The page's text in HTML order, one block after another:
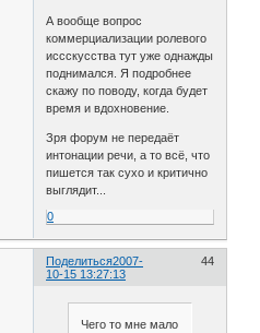
А вообще вопрос
коммерциализации ролевого
иссскусства тут уже однажды
поднимался. Я подробнее
скажу по поводу, когда будет
время и вдохновение.
Зря форум не передаёт
интонации речи, а то всё, что
пишется так сухо и критично
выглядит...
0
Поделиться 44
2007-
10-15 13:27:13
Чего то мне мало